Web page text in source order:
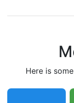
here is